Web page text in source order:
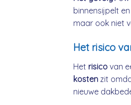
binnensijpelt
maar ook niet
Het risico
Het risico van
kosten zit
nieuwe